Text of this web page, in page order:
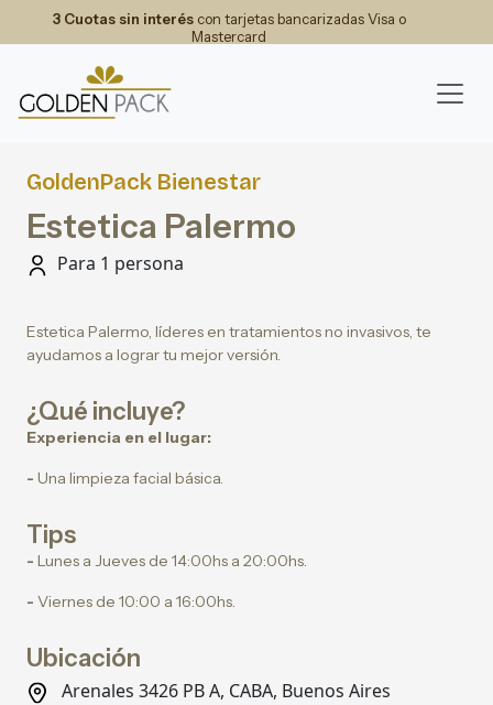
3 Cuotas sin interéscon tarjetas bancarizadas Visa o
Mastercard
GoldenPack Bienestar
Estetica Palermo
Para 1 persona
Estetica Palermo, líderes en tratamientos no invasivos, te
ayudamos a lograr tu mejor versión.
¿Qué incluye?
Experiencia en el lugar:
- Una limpieza facial básica.
Tips
- Lunes a Jueves de 14:00hs a 20:00hs.
- Viernes de 10:00 a 16:00hs.
Ubicación
Arenales 3426 PB A, CABA, Buenos Aires